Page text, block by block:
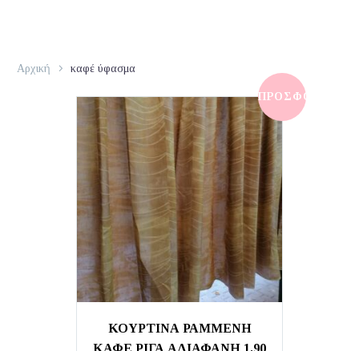
Αρχική καφέ ύφασμα
ΠΡΟΣΦΟΡΆ!
ΚΟΥΡΤΙΝΑ ΡΑΜΜΕΝΗ
ΚΑΦΕ ΡΙΓΑ ΑΔΙΑΦΑΝΗ 1,90